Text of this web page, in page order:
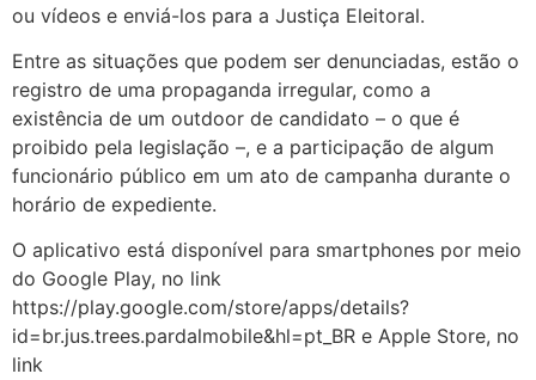
ou vídeos e enviá-los para a Justiça Eleitoral.
Entre as situações que podem ser denunciadas, estão o
registro de uma propaganda irregular, como a
existência de um outdoor de candidato – o que é
proibido pela legislação –, e a participação de algum
funcionário público em um ato de campanha durante o
horário de expediente.
O aplicativo está disponível para smartphones por meio
do Google Play, no link
https://play.google.com/store/apps/details?
id=br.jus.trees.pardalmobile&hl=pt_BR e Apple Store, no
link